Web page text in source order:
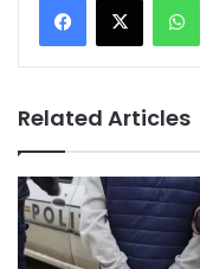
Related Articles